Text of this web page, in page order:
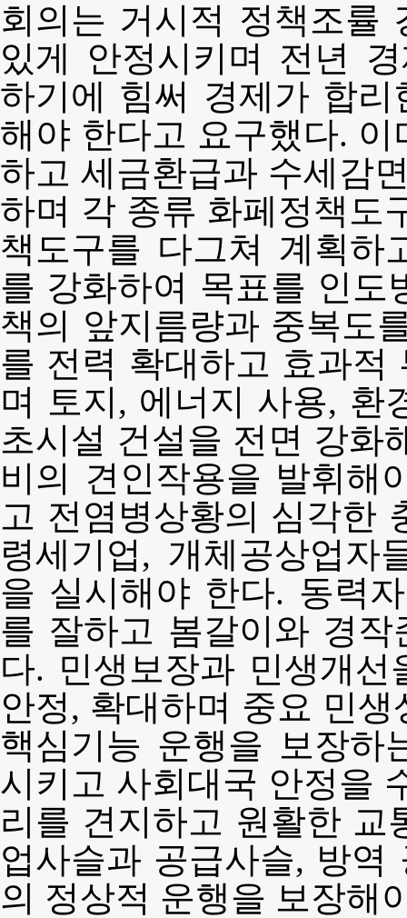
회의는 거시적 정책조률
있게 안정시키며 전년
하기에 힘써 경제가 합
해야 한다고 요구했다.
하고 세금환급과 수세감
하며 각 종류 화페정책도
책도구를 다그쳐 계획하
를 강화하여 목표를 인도
책의 앞지름량과 중복도
를 전력 확대하고 효과적
며 토지, 에너지 사용, 환
초시설 건설을 전면 강화
비의 견인작용을 발휘해
고 전염병상황의 심각한
령세기업, 개체공상업자
을 실시해야 한다. 동력
를 잘하고 봄갈이와 경
다. 민생보장과 민생개
안정, 확대하며 중요 민
핵심기능 운행을 보장하
시키고 사회대국 안정을
리를 견지하고 원활한 교
업사슬과 공급사슬, 방역
의 정상적 운행을 보장해